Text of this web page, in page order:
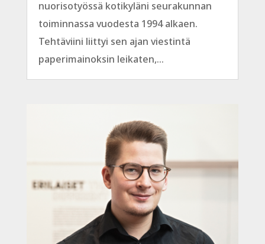
nuorisotyössä kotikyläni seurakunnan
toiminnassa vuodesta 1994 alkaen.
Tehtäviini liittyi sen ajan viestintä
paperimainoksin leikaten,...